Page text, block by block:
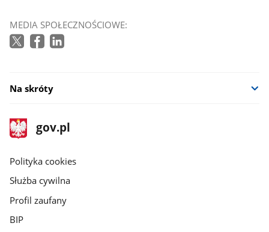
MEDIA SPOŁECZNOŚCIOWE:
Na skróty
stopka
gov.pl
Strona
gov.pl
gov.pl
Polityka cookies
Służba cywilna
Profil zaufany
BIP